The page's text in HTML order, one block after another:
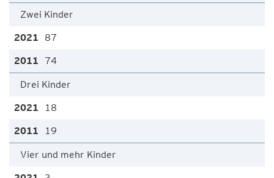
Zwei Kinder
87
74
Drei Kinder
18
19
Vier und mehr Kinder